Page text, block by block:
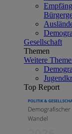
Gesellschaft
Themen
Weitere
Top Report